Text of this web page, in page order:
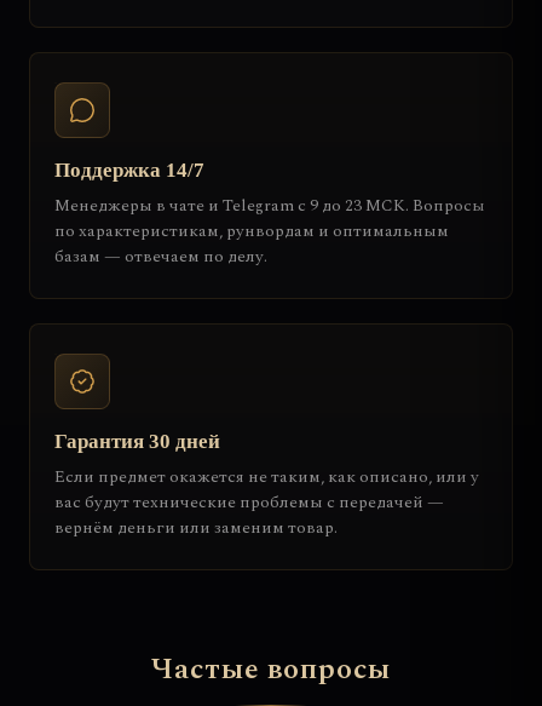
Поддержка 14/7
Менеджеры в чате и Telegram с 9 до 23 МСК. Вопросы
по характеристикам, рунвордам и оптимальным
базам — отвечаем по делу.
Гарантия 30 дней
Если предмет окажется не таким, как описано, или у
вас будут технические проблемы с передачей —
вернём деньги или заменим товар.
Частые вопросы